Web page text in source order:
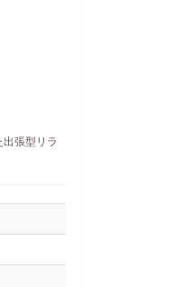
張型リラ